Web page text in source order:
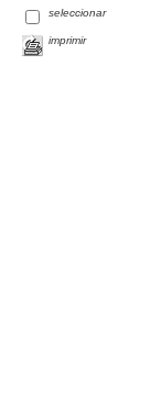
seleccionar
imprimir